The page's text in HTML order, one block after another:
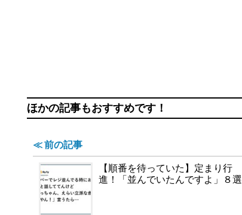
ほかの記事もおすすめです！
≪ 前の記事
【順番を待っていた】定まり行
進！「並んでいたんですよ」８選